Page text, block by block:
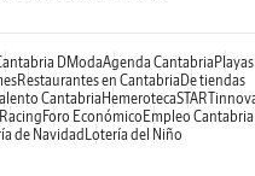
DModaAgenda CantabriaPlayas
Restaurantes en CantabriaDe tiendas
CantabriaHemeroteca
RacingForo EconómicoEmpleo Cantabria
de NavidadLotería del Niño